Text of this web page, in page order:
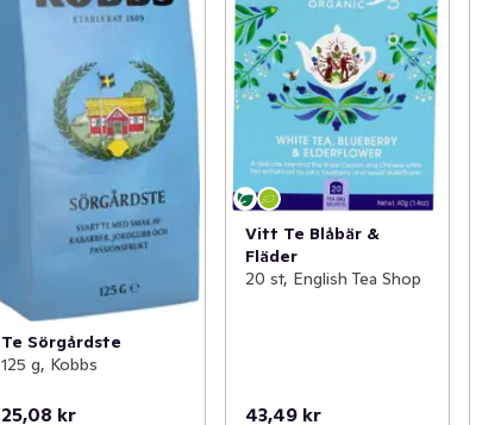
Te Sörgårdste
125 g, Kobbs
25,08 kr
Vitt Te Blåbär &
Fläder
20 st, English Tea Shop
43,49 kr